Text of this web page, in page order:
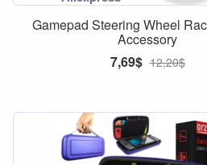
Gamepad Steering Wheel
Accessory
7,69$ 12,20$